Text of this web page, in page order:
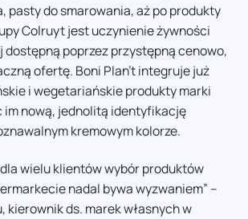
pasty do smarowania, aż po produkty
Colruyt jest uczynienie żywności
dostępną poprzez przystępną cenowo,
ofertę. Boni Plan’t integruje już
i wegetariańskie produkty marki
im nową, jednolitą identyfikację
kremowym kolorze.
wielu klientów wybór produktów
nadal bywa wyzwaniem” –
kierownik ds. marek własnych w